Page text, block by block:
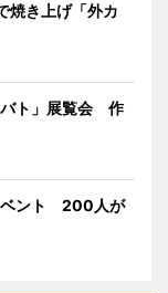
き上げ「外カ
バト」展覧会 作
ベント 200人が